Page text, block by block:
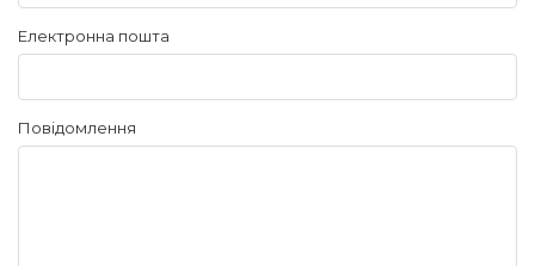
Електронна пошта
Повідомлення